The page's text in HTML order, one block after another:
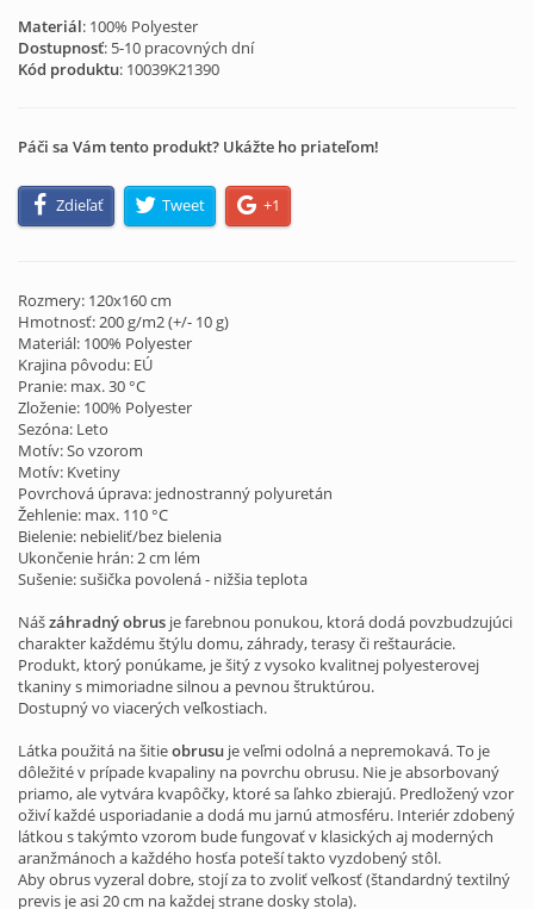
Materiál: 100% Polyester
Dostupnosť: 5-10 pracovných dní
Kód produktu: 10039K21390
Páči sa Vám tento produkt? Ukážte ho priateľom!
Zdieľať Tweet +1
Rozmery: 120x160 cm
Hmotnosť: 200 g/m2 (+/- 10 g)
Materiál: 100% Polyester
Krajina pôvodu: EÚ
Pranie: max. 30 °C
Zloženie: 100% Polyester
Sezóna: Leto
Motív: So vzorom
Motív: Kvetiny
Povrchová úprava: jednostranný polyuretán
Žehlenie: max. 110 °C
Bielenie: nebieliť/bez bielenia
Ukončenie hrán: 2 cm lém
Sušenie: sušička povolená - nižšia teplota
Nášzáhradný obrus je farebnou ponukou, ktorá dodá povzbudzujúci
charakter každému štýlu domu, záhrady, terasy či reštaurácie.
Produkt, ktorý ponúkame, je šitý z vysoko kvalitnej polyesterovej
tkaniny s mimoriadne silnou a pevnou štruktúrou.
Dostupný vo viacerých veľkostiach.
Látka použitá na šitieobrusu je veľmi odolná a nepremokavá. To je
dôležité v prípade kvapaliny na povrchu obrusu. Nie je absorbovaný
priamo, ale vytvára kvapôčky, ktoré sa ľahko zbierajú. Predložený vzor
oživí každé usporiadanie a dodá mu jarnú atmosféru. Interiér zdobený
látkou s takýmto vzorom bude fungovať v klasických aj moderných
aranžmánoch a každého hosťa poteší takto vyzdobený stôl.
Aby obrus vyzeral dobre, stojí za to zvoliť veľkosť (štandardný textilný
previs je asi 20 cm na každej strane dosky stola).